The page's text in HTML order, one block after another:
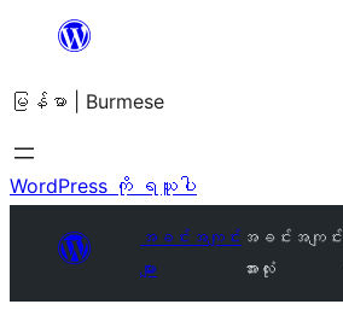
အကြောင်းအရာ
ကျော်သွား
ရန်
မြန်မာ | Burmese
WordPress ကို ရယူပါ
အခင်းအကျင်း
များ
အခင်းအကျင်း
အားလုံး